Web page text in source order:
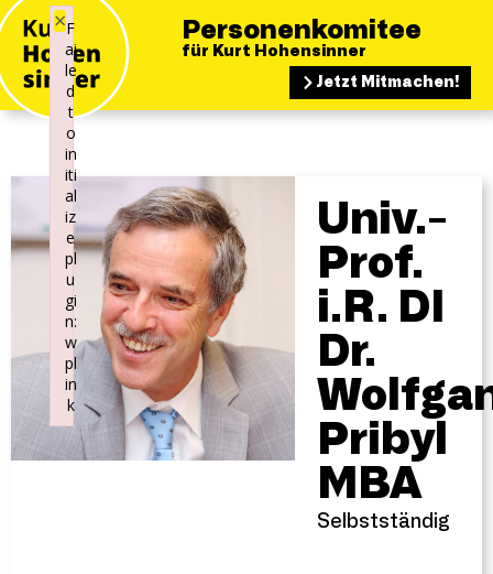
Personenkomitee
für Kurt Hohensinner
Jetzt Mitmachen!
Univ.-
Prof.
i.R. DI
Dr.
Pribyl
MBA
Selbstständig
F
ai
le
d
t
o
in
iti
al
iz
e
pl
u
gi
n:
w
pl
in
k
×
Failed to initialize plugin: wplink